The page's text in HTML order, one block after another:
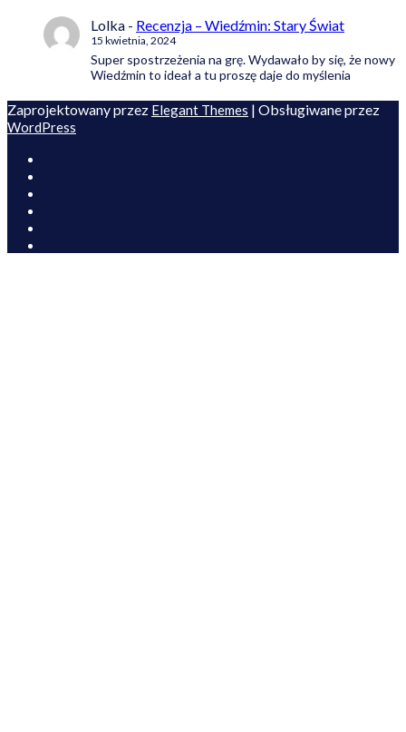
Lolka - Recenzja – Wiedźmin: Stary Świat
15 kwietnia, 2024
Super spostrzeżenia na grę. Wydawało by się, że nowy
Wiedźmin to ideał a tu proszę daje do myślenia
Zaprojektowany przez Elegant Themes | Obsługiwane przez
WordPress